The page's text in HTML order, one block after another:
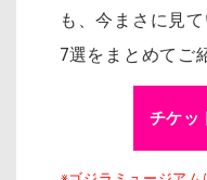
も、今まさに見
7選をまとめてご
チケッ